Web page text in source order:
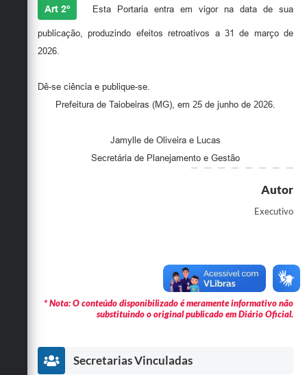
Art 2º Esta Portaria entra em vigor na data de sua
publicação, produzindo efeitos retroativos a 31 de março de
2026.
Dê-se ciência e publique-se.
Prefeitura de Taiobeiras (MG), em 25 de junho de 2026.
Jamylle de Oliveira e Lucas
Secretária de Planejamento e Gestão
Autor
Executivo
* Nota: O conteúdo disponibilizado é meramente informativo não
substituindo o original publicado em Diário Oficial.
Secretarias Vinculadas